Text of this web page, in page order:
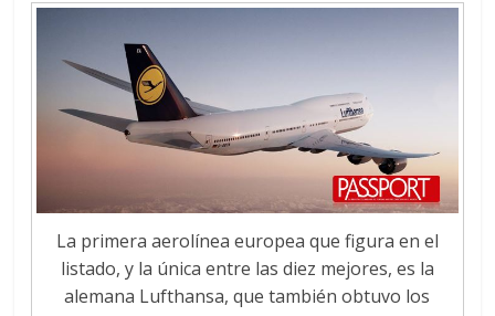
La primera aerolínea europea que figura en el
listado, y la única entre las diez mejores, es la
alemana Lufthansa, que también obtuvo los